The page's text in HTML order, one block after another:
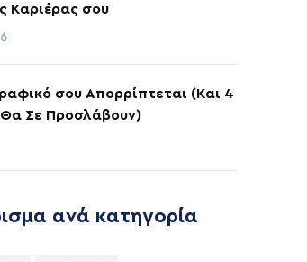
Καριέρας σου
σου Απορρίπτεται (Και 4
Σε Προσλάβουν)
ανά κατηγορία